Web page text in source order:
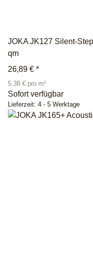
JOKA JK127 Silent-
qm
26,89 € *
5,38 € pro m²
Sofort verfügbar
Lieferzeit: 4 - 5 Werktage